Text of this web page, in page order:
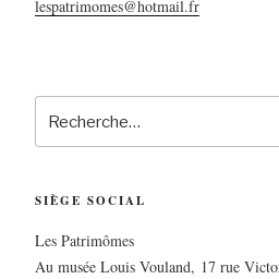
lespatrimomes@hotmail.fr
SIÈGE SOCIAL
Les Patrimômes
Au musée Louis Vouland, 17 rue